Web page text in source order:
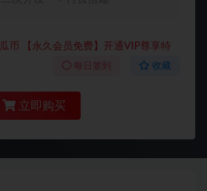
瓜币
【永久会员免费】开通VIP尊享特
每日签到 收藏
立即购买